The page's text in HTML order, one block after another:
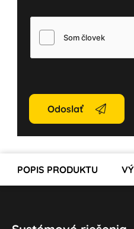
Odoslať
POPIS PRODUKTU